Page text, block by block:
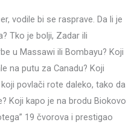
vodile bi se rasprave. Da li je
Tko je bolji, Zadar ili
u Massawi ili Bombayu? Koji
na putu za Canadu? Koji
povlači rote daleko, tako da
Koji kapo je na brodu Biokovo
19 čvorova i prestigao